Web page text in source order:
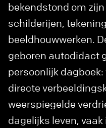
bekendstond om
schilderijen,
beeldhouwwerken.
geboren autodidact
persoonlijk
directe
weerspiegelde
dagelijks leven,